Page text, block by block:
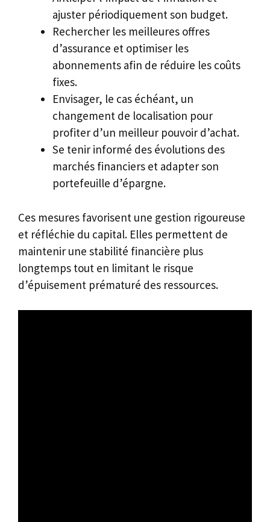
ajuster périodiquement son budget.
Rechercher les meilleures offres
d’assurance et optimiser les
abonnements afin de réduire les coûts
fixes.
Envisager, le cas échéant, un
changement de localisation pour
profiter d’un meilleur pouvoir d’achat.
Se tenir informé des évolutions des
marchés financiers et adapter son
portefeuille d’épargne.
Ces mesures favorisent une gestion rigoureuse
et réfléchie du capital. Elles permettent de
maintenir une stabilité financière plus
longtemps tout en limitant le risque
d’épuisement prématuré des ressources.